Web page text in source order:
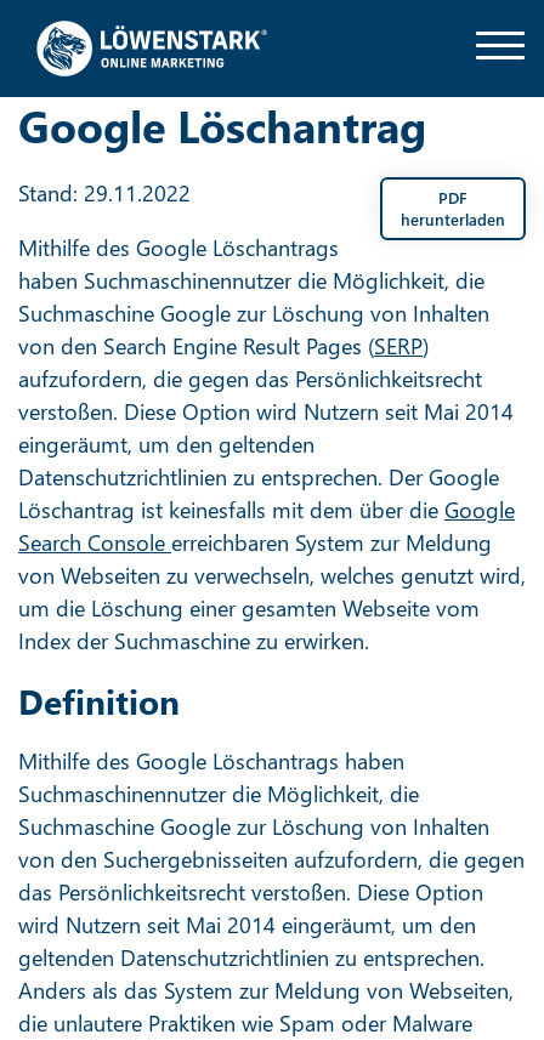
Google Löschantrag
PDF
herunterladen
Stand: 29.11.2022
Mithilfe des Google Löschantrags
haben Suchmaschinennutzer die Möglichkeit, die
Suchmaschine Google zur Löschung von Inhalten
von den Search Engine Result Pages (SERP)
aufzufordern, die gegen das Persönlichkeitsrecht
verstoßen. Diese Option wird Nutzern seit Mai 2014
eingeräumt, um den geltenden
Datenschutzrichtlinien zu entsprechen. Der Google
Löschantrag ist keinesfalls mit dem über die Google
Search Console erreichbaren System zur Meldung
von Webseiten zu verwechseln, welches genutzt wird,
um die Löschung einer gesamten Webseite vom
Index der Suchmaschine zu erwirken.
Definition
Mithilfe des Google Löschantrags haben
Suchmaschinennutzer die Möglichkeit, die
Suchmaschine Google zur Löschung von Inhalten
von den Suchergebnisseiten aufzufordern, die gegen
das Persönlichkeitsrecht verstoßen. Diese Option
wird Nutzern seit Mai 2014 eingeräumt, um den
geltenden Datenschutzrichtlinien zu entsprechen.
Anders als das System zur Meldung von Webseiten,
die unlautere Praktiken wie Spam oder Malware